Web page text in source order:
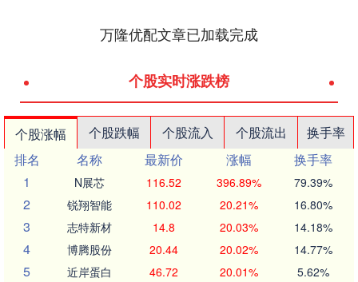
万隆优配文章已加载完成
个股实时涨跌榜
个股涨幅 个股跌幅 个股流入 个股流出
换手率
排名
名称 最新价 涨幅
换手率
1
N展芯 116.52 396.89% 79.39%
2 锐翔智能 110.02 20.21% 16.80%
3 志特新材 14.8 20.03% 14.18%
4 博腾股份 20.44 20.02% 14.77%
5 近岸蛋白 46.72 20.01% 5.62%